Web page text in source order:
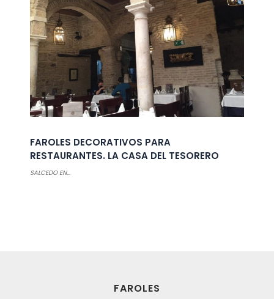
FAROLES DECORATIVOS PARA
RESTAURANTES. LA CASA DEL TESORERO
SALCEDO EN...
FAROLES